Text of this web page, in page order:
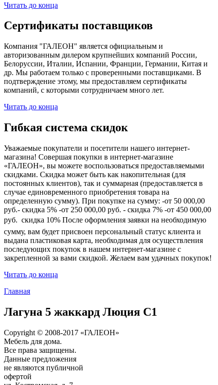
Читать до конца
Сертификаты поставщиков
Компания "ГАЛЕОН" является официальным и
авторизованным дилером крупнейших компаний России,
Белоруссии, Италии, Испании, Франции, Германии, Китая и
др. Мы работаем только с проверенными поставщиками. В
подтверждение этому, мы предоставляем сертификаты
компаний, с которыми сотрудничаем много лет.
Читать до конца
Гибкая система скидок
Уважаемые покупатели и посетители нашего интернет-
магазина! Совершая покупки в интернет-магазине
«ГАЛЕОН», вы можете воспользоваться предоставляемыми
скидками. Скидка может быть как накопительная (для
постоянных клиентов), так и суммарная (предоставляется в
случае единовременного приобретения товара на
определенную сумму). При покупке на сумму: -от 50 000,00
руб.- скидка 5% -от 250 000,00 руб. - скидка 7% -от 450 000,00
руб.  скидка 10% После оформления заявки на необходимую
сумму, вам будет присвоен персональный статус клиента и
выдана пластиковая карта, необходимая для осуществления
последующих покупок в нашем интернет-магазине с
закрепленной за вами скидкой. Желаем вам удачных покупок!
Читать до конца
Главная
Лагуна 5 жаккард Люция С1
Copyright © 2008-2017 «ГАЛЕОН»
Мебель для дома.
Все права защищены.
Данные предложения
не являются публичной
офертой